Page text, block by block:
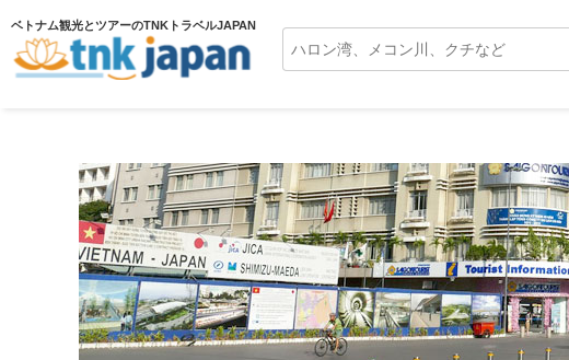
ベトナム観光とツアーのTNKトラベルJAPAN